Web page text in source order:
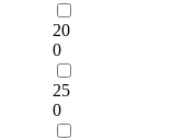
20
0
25
0